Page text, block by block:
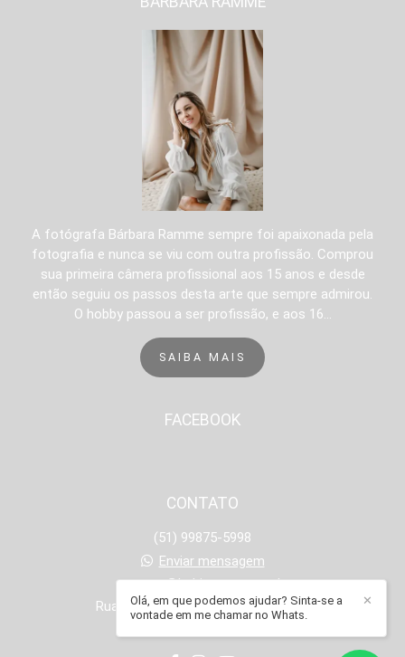
A fotógrafa Bárbara Ramme sempre foi apaixonada pela
fotografia e nunca se viu com outra profissão. Comprou
sua primeira câmera profissional aos 15 anos e desde
então seguiu os passos desta arte que sempre admirou.
O hobby passou a ser profissão, e aos 16...
SAIBA MAIS
FACEBOOK
CONTATO
(51) 99875-5998
Enviar mensagem
contato@babiramme.com.br
Rua Onze de Junho, 1251 - Operário
✕
Olá, em que podemos ajudar? Sinta-se a
vontade em me chamar no Whats.